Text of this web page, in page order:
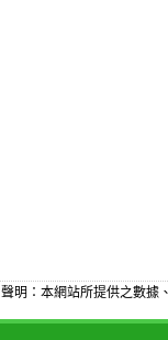
聲明：本網站所提供之數據